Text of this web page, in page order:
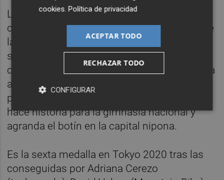
La espera fue tensa pues todavía restaban
cuatro gimnastas, aunque pronto se cayó de
la terna alguno de los contendientes. Los
surcoreanos acabaron fuera del tartán y el
chino Xiao estuvo espléndido pero no llegó a
alcanzar a Zapata. La medalla era un hecho
para el español de origen dominicano, que
hace historia para la gimnasia nacional y
agranda el botín en la capital nipona.
Es la sexta medalla en Tokyo 2020 tras las
conseguidas por Adriana Cerezo
cookies .Política de privacidad
ACEPTAR TODO
RECHAZAR TODO
CONFIGURAR